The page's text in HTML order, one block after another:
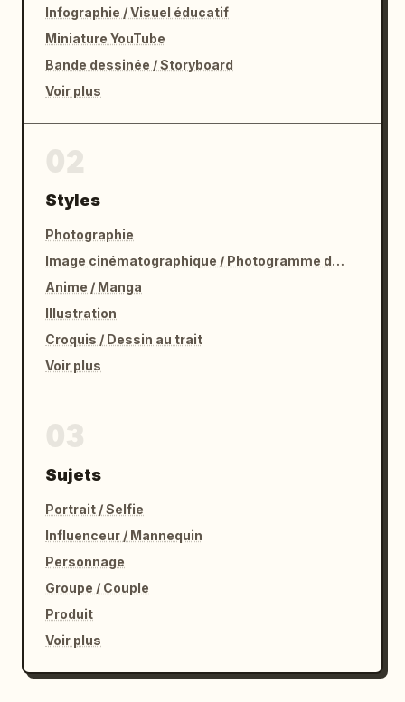
Infographie / Visuel éducatif
Miniature YouTube
Bande dessinée / Storyboard
Voir plus
Styles
Photographie
Image cinématographique / Photogramme de film
Anime / Manga
Illustration
Croquis / Dessin au trait
Voir plus
Sujets
Portrait / Selfie
Influenceur / Mannequin
Personnage
Groupe / Couple
Produit
Voir plus